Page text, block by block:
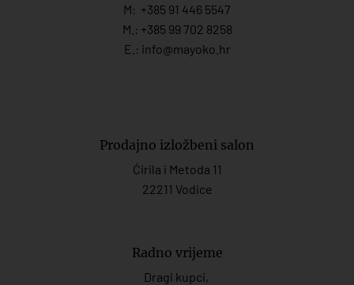
M: +385 91 446 5547
M.: +385 99 702 8258
E.: info@mayoko. hr
Prodajno izložbeni salon
Ćirila i Metoda 11
22211 Vodice
Radno vrijeme
Dragi kupci,